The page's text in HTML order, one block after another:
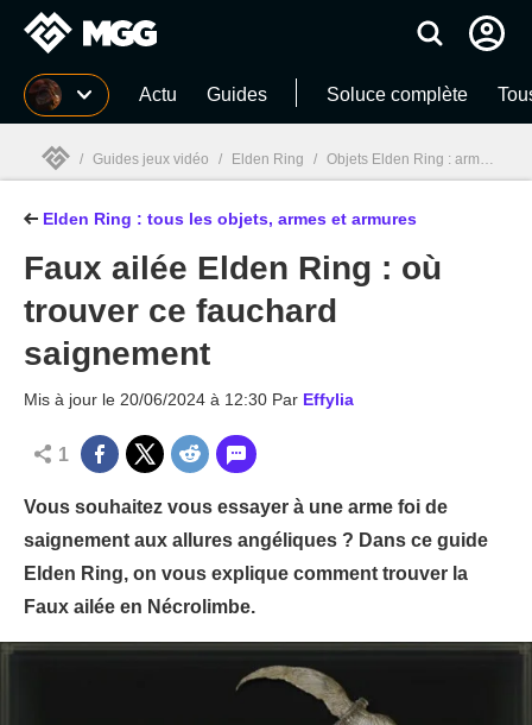
MGG Actu Guides Soluce complète
MGG
/ Guides jeux vidéo / Elden Ring / Objets Elden Ring : armes, armures, sorts, talismans... la soluce
Elden Ring : tous les objets, armes et armures
Faux ailée Elden Ring : où
trouver ce fauchard
saignement
Mis à jour le 20/06/2024 à 12:30 Par Effylia
1
Vous souhaitez vous essayer à une arme foi de
saignement aux allures angéliques ? Dans ce guide
Elden Ring, on vous explique comment trouver la
Faux ailée en Nécrolimbe.